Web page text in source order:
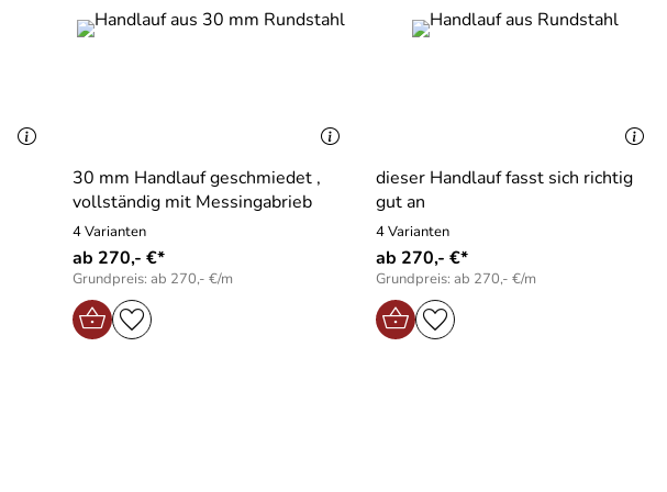
30 mm Handlauf geschmiedet ,
vollständig mit Messingabrieb
4 Varianten
ab 270,- €*
Grundpreis: ab 270,- €/m
dieser Handlauf fasst sich richtig
gut an
4 Varianten
ab 270,- €*
Grundpreis: ab 270,- €/m